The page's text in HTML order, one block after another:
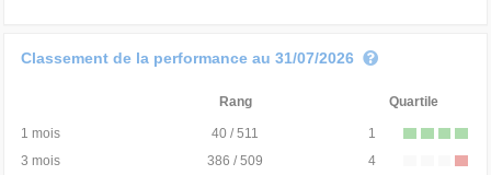
Classement de la performance au 31/07/2026
Rang Quartile
1 mois 40 / 511
1
3 mois
386 / 509
4